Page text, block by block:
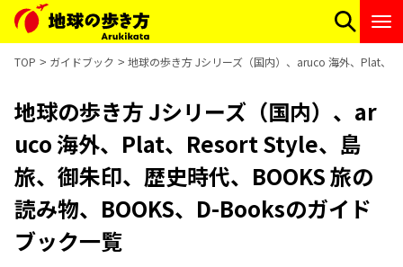
TOP ガイドブック 地球の歩き方 Jシリーズ（国内）、aruco 海外、Plat、
地球の歩き方 Jシリーズ（国内）、ar
uco 海外、Plat、Resort Style、島
旅、御朱印、歴史時代、BOOKS 旅の
読み物、BOOKS、D-Booksのガイド
ブック一覧